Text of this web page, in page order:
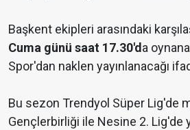
Başkent ekipleri arasındaki
Cuma günü saat 17.30'd a
Spor'dan naklen yayınlanacağı
Bu sezon Trendyol Süper Lig'de
Gençlerbirliği ile Nesine 2. Lig'de